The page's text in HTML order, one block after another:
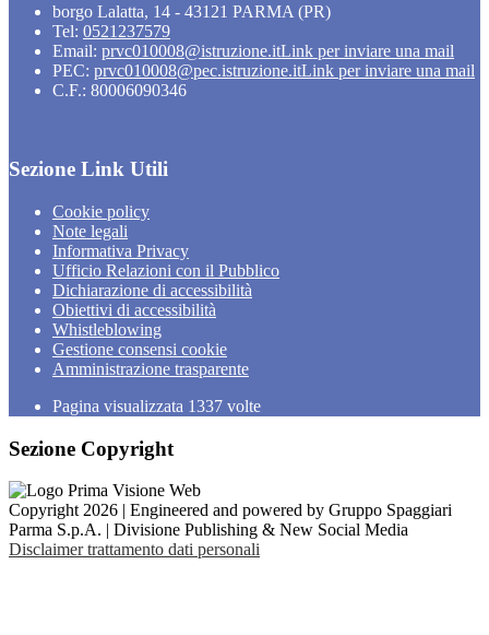
borgo Lalatta, 14 - 43121 PARMA (PR)
Tel: 0521237579
Email: prvc010008@istruzione.itLink per inviare una mail
PEC: prvc010008@pec.istruzione.itLink per inviare una mail
C.F.: 80006090346
Sezione Link Utili
Cookie policy
Note legali
Informativa Privacy
Ufficio Relazioni con il Pubblico
Dichiarazione di accessibilità
Obiettivi di accessibilità
Whistleblowing
Gestione consensi cookie
Amministrazione trasparente
Pagina visualizzata 1337 volte
Sezione Copyright
Copyright 2026 | Engineered and powered by Gruppo Spaggiari
Parma S.p.A. | Divisione Publishing & New Social Media
Disclaimer trattamento dati personali